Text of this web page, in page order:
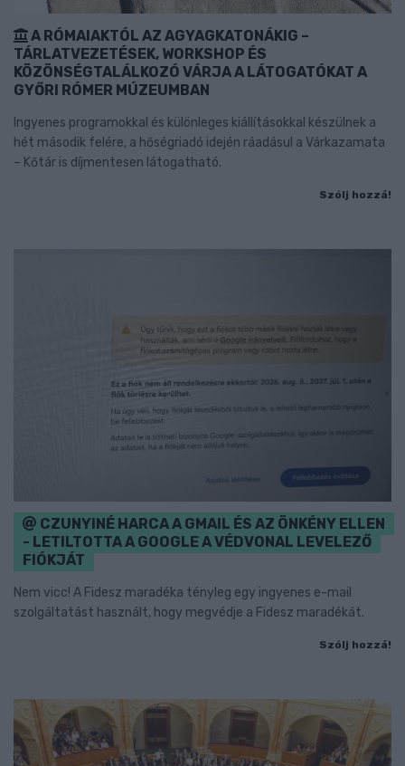
A RÓMAIAKTÓL AZ AGYAGKATONÁKIG –
TÁRLATVEZETÉSEK, WORKSHOP ÉS
KÖZÖNSÉGTALÁLKOZÓ VÁRJA A LÁTOGATÓKAT A
GYŐRI RÓMER MÚZEUMBAN
Ingyenes programokkal és különleges kiállításokkal készülnek a
hét második felére, a hőségriadó idején ráadásul a Várkazamata
– Kőtár is díjmentesen látogatható.
Szólj hozzá!
CZUNYINÉ HARCA A GMAIL ÉS AZ ÖNKÉNY ELLEN
- LETILTOTTA A GOOGLE A VÉDVONAL LEVELEZŐ
FIÓKJÁT
Nem vicc! A Fidesz maradéka tényleg egy ingyenes e-mail
szolgáltatást használt, hogy megvédje a Fidesz maradékát.
Szólj hozzá!